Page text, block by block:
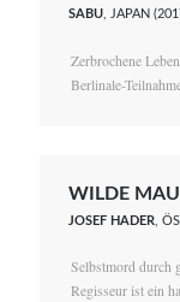
SABU, JAPAN
Zerbrochene
Berlinale-
WILDE
JOSEF HADER ,
Selbstmord durch
Regisseur ist ein